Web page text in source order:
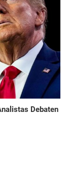
Debaten